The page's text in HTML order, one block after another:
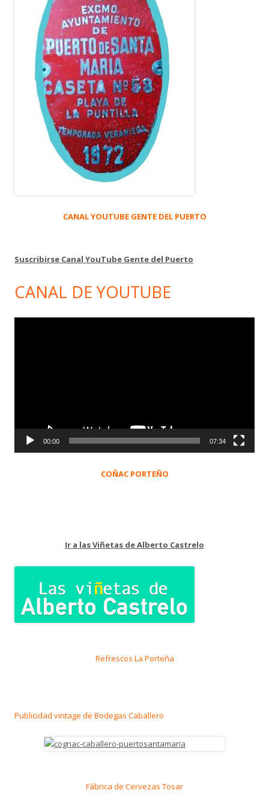
CANAL YOUTUBE GENTE DEL PUERTO
Suscribirse Canal YouTube Gente del Puerto
CANAL DE YOUTUBE
00:00 07:34
COÑAC PORTEÑO
Ir a las Viñetas de Alberto Castrelo
Refrescos La Porteña
Publicidad vintage de Bodegas Caballero
Fábrica de Cervezas Tosar